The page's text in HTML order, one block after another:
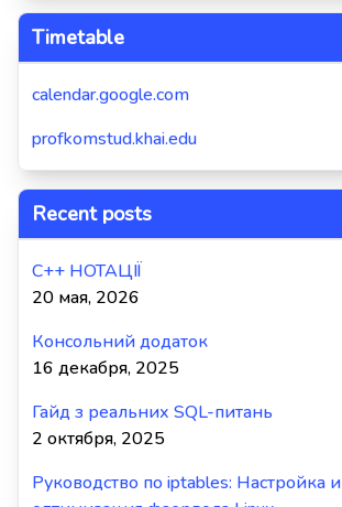
Timetable
calendar.google.com
profkomstud.khai.edu
Recent posts
C++ НОТАЦІЇ
20 мая, 2026
Консольний додаток
16 декабря, 2025
Гайд з реальних SQL-питань
2 октября, 2025
Руководство по iptables: Настройка и